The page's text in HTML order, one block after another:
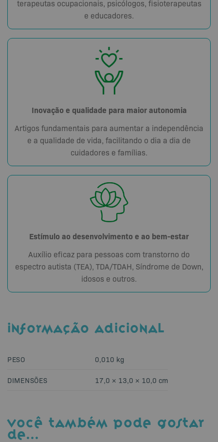
terapeutas ocupacionais, psicólogos, fisioterapeutas
e educadores.
Inovação e qualidade para maior autonomia
Artigos fundamentais para aumentar a independência
e a qualidade de vida, facilitando o dia a dia de
cuidadores e famílias.
Estímulo ao desenvolvimento e ao bem-estar
Auxílio eficaz para pessoas com transtorno do
espectro autista (TEA), TDA/TDAH, Síndrome de Down,
idosos e outros.
INFORMAÇÃO ADICIONAL
PESO 0,010 kg
DIMENSÕES 17,0 × 13,0 × 10,0 cm
VOCÊ TAMBÉM PODE GOSTAR
DE…